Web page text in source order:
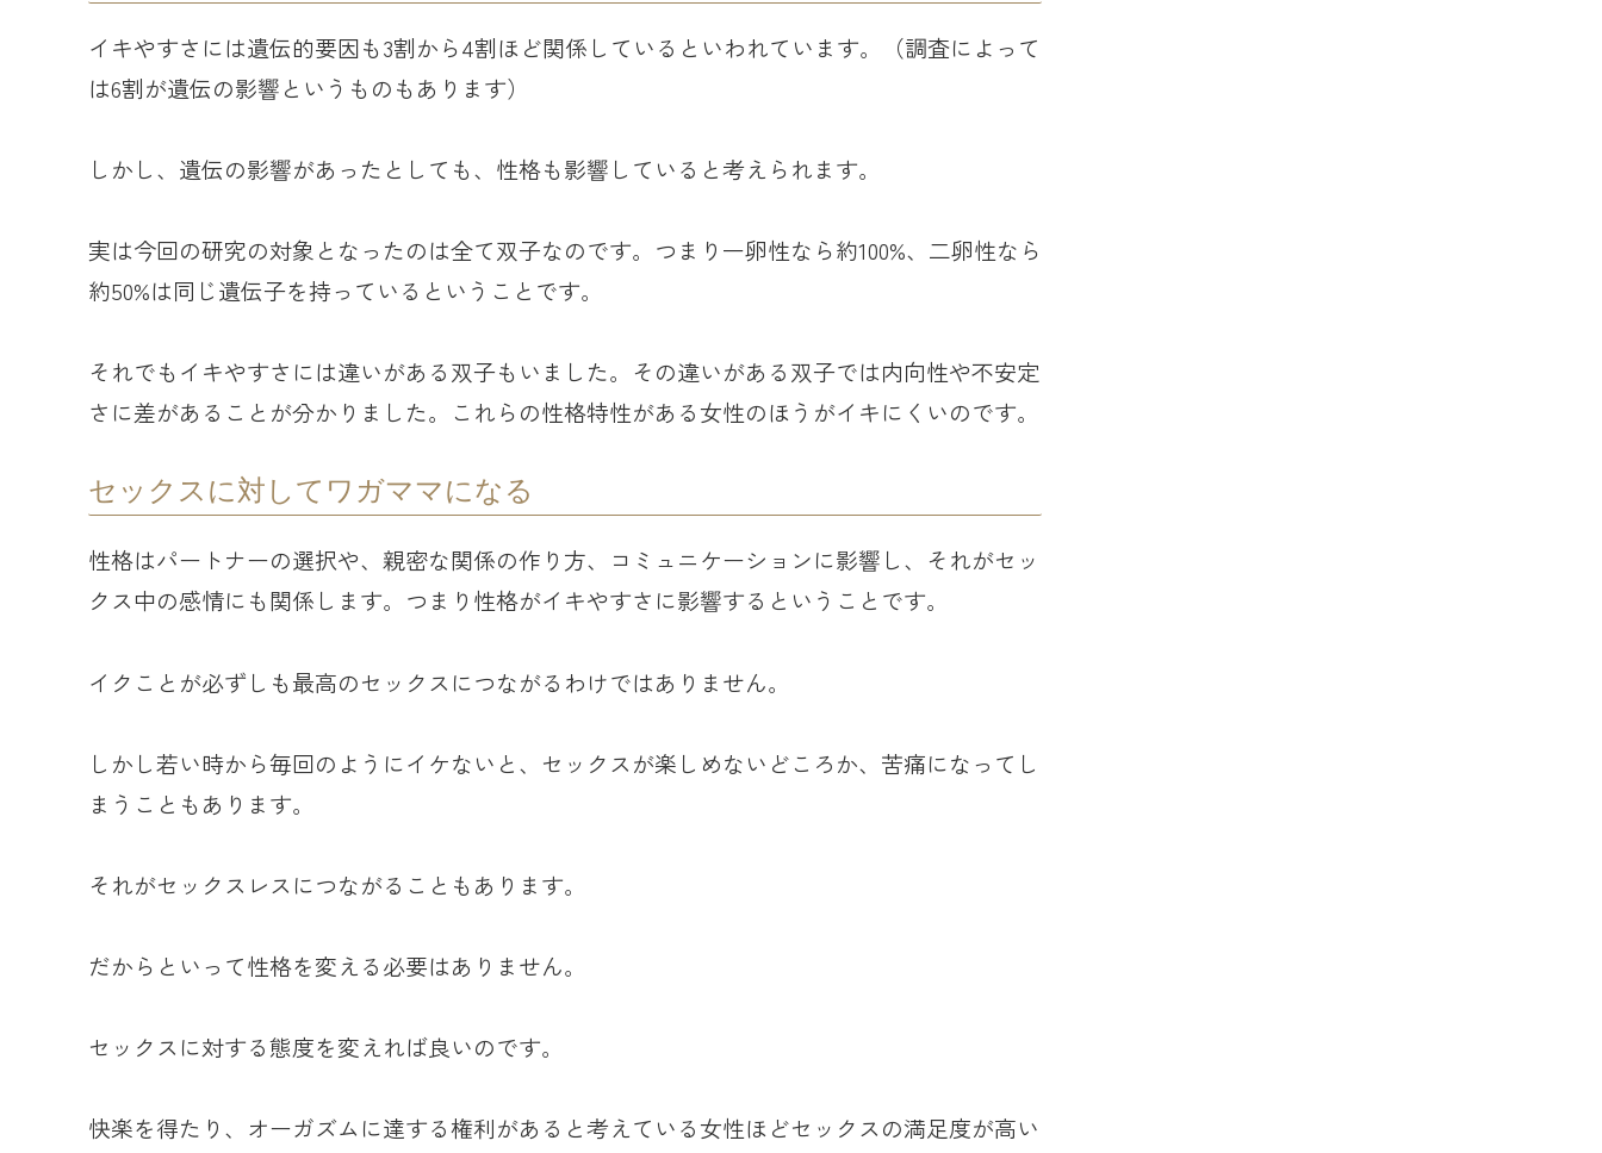
イキやすさには遺伝的要因も3割から4割ほど関係しているといわれています。（調査によって
は6割が遺伝の影響というものもあります）
しかし、遺伝の影響があったとしても、性格も影響していると考えられます。
実は今回の研究の対象となったのは全て双子なのです。つまり一卵性なら約100%、二卵性なら
約50%は同じ遺伝子を持っているということです。
それでもイキやすさには違いがある双子もいました。その違いがある双子では内向性や不安定
さに差があることが分かりました。これらの性格特性がある女性のほうがイキにくいのです。
セックスに対してワガママになる
性格はパートナーの選択や、親密な関係の作り方、コミュニケーションに影響し、それがセッ
クス中の感情にも関係します。つまり性格がイキやすさに影響するということです。
イクことが必ずしも最高のセックスにつながるわけではありません。
しかし若い時から毎回のようにイケないと、セックスが楽しめないどころか、苦痛になってし
まうこともあります。
それがセックスレスにつながることもあります。
だからといって性格を変える必要はありません。
セックスに対する態度を変えれば良いのです。
快楽を得たり、オーガズムに達する権利があると考えている女性ほどセックスの満足度が高い